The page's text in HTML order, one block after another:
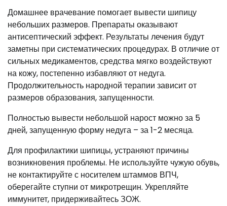
Домашнее врачевание помогает вывести шипицу
небольших размеров. Препараты оказывают
антисептический эффект. Результаты лечения будут
заметны при систематических процедурах. В отличие от
сильных медикаментов, средства мягко воздействуют
на кожу, постепенно избавляют от недуга.
Продолжительность народной терапии зависит от
размеров образования, запущенности.
Полностью вывести небольшой нарост можно за 5
дней, запущенную форму недуга – за 1-2 месяца.
Для профилактики шипицы, устраняют причины
возникновения проблемы. Не используйте чужую обувь,
не контактируйте с носителем штаммов ВПЧ,
оберегайте ступни от микротрещин. Укрепляйте
иммунитет, придерживайтесь ЗОЖ.